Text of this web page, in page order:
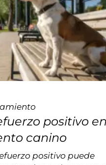
positivo en
canino
positivo puede